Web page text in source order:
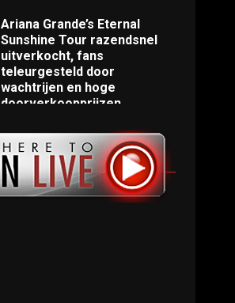
Ariana Grande’s Eternal
Sunshine Tour razendsnel
uitverkocht, fans
teleurgesteld door
wachtrijen en hoge
doorverkoopprijzen